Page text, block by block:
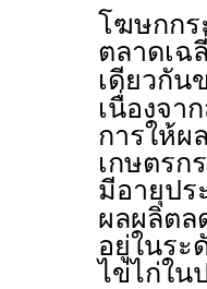
โฆษกกร
ตลาดเฉ
เดียวกั
เนื่องจา
การให้ผ
เกษตรก
มีอายุป
ผลผลิตล
อยู่ในร
ไข่ไก่ใน